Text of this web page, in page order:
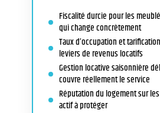
Fiscalité durcie pour les
qui change concrètement
Taux d’occupation et
leviers de revenus locatifs
Gestion locative saisonnière
couvre réellement le service
Réputation du logement sur
actif à protéger